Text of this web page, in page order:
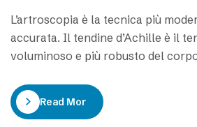
L’artroscopia è la tecnica più
accurata. Il tendine d’Achille è il
voluminoso e più robusto del
naturale. E’ importante evitare di
Come mai alcuni medici staccano il
Read More